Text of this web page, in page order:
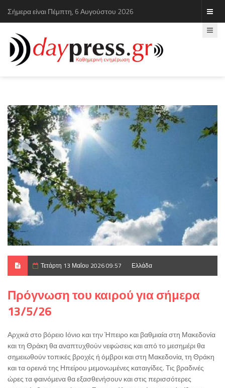
Σήμερα είναι Πέμπτη, 6 Αυγούστου 2026
Τετάρτη 13 Μαΐου 2026 09:57 Ελλάδα
Πρόγνωση του καιρού για σήμερα
13/5/26
Αρχικά στο βόρειο Ιόνιο και την Ήπειρο και βαθμιαία στη Μακεδονία
και τη Θράκη θα αναπτυχθούν νεφώσεις και από το μεσημέρι θα
σημειωθούν τοπικές βροχές ή όμβροι και στη Μακεδονία, τη Θράκη
και τα ορεινά της Ηπείρου μεμονωμένες καταιγίδες. Τις βραδινές
ώρες τα φαινόμενα θα εξασθενήσουν και στις περισσότερες